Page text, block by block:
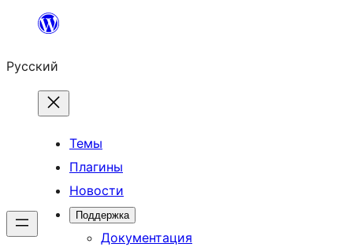
Перейти
содержимому
Русский
Темы
Плагины
Новости
Поддержка
Документация